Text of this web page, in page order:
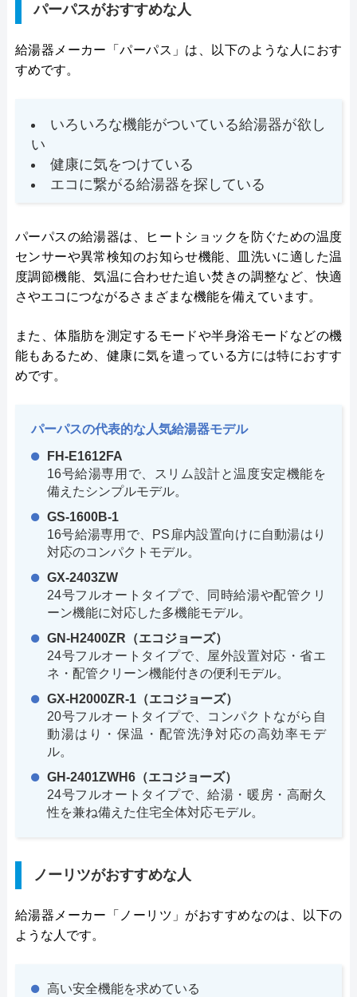
パーパスがおすすめな人
給湯器メーカー「パーパス」は、以下のような人におす
すめです。
いろいろな機能がついている給湯器が欲し
い
健康に気をつけている
エコに繋がる給湯器を探している
パーパスの給湯器は、ヒートショックを防ぐための温度
センサーや異常検知のお知らせ機能、皿洗いに適した温
度調節機能、気温に合わせた追い焚きの調整など、快適
さやエコにつながるさまざまな機能を備えています。
また、体脂肪を測定するモードや半身浴モードなどの機
能もあるため、健康に気を遣っている方には特におすす
めです。
パーパスの代表的な人気給湯器モデル
FH-E1612FA
16号給湯専用で、スリム設計と温度安定機能を
備えたシンプルモデル。
GS-1600B-1
16号給湯専用で、PS扉内設置向けに自動湯はり
対応のコンパクトモデル。
GX-2403ZW
24号フルオートタイプで、同時給湯や配管クリ
ーン機能に対応した多機能モデル。
GN-H2400ZR（エコジョーズ）
24号フルオートタイプで、屋外設置対応・省エ
ネ・配管クリーン機能付きの便利モデル。
GX-H2000ZR-1（エコジョーズ）
20号フルオートタイプで、コンパクトながら自
動湯はり・保温・配管洗浄対応の高効率モデ
ル。
GH-2401ZWH6（エコジョーズ）
24号フルオートタイプで、給湯・暖房・高耐久
性を兼ね備えた住宅全体対応モデル。
ノーリツがおすすめな人
給湯器メーカー「ノーリツ」がおすすめなのは、以下の
ような人です。
高い安全機能を求めている